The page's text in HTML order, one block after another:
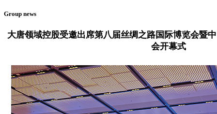
Group news
大唐领域控股受邀出席第八届丝绸之路国际博览会暨
会开幕式